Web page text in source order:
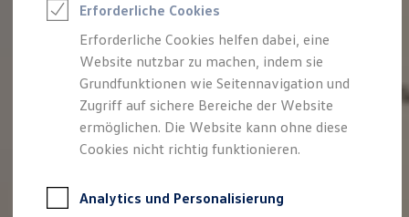
Digitaler Marktplatz
Kauf & Finanzierung
Online-Fahrzeugbewertung
Aktionen & Angebote
E-Auto-Förderung
Für Privatkunden
Für Gewerbekunden
Profi Paket
TopDeal
Zertifizierte Gebrauchtwagen
Erforderliche Cookies
Erforderliche Cookies helfen dabei, eine
Website nutzbar zu machen, indem sie
Grundfunktionen wie Seitennavigation und
Zugriff auf sichere Bereiche der Website
ermöglichen. Die Website kann ohne diese
Cookies nicht richtig funktionieren.
Analytics und Personalisierung